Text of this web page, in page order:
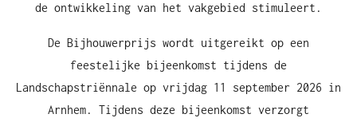
de ontwikkeling van het vakgebied stimuleert.
De Bijhouwerprijs wordt uitgereikt op een
feestelijke bijeenkomst tijdens de
Landschapstriënnale op vrijdag 11 september 2026 in
Arnhem. Tijdens deze bijeenkomst verzorgt